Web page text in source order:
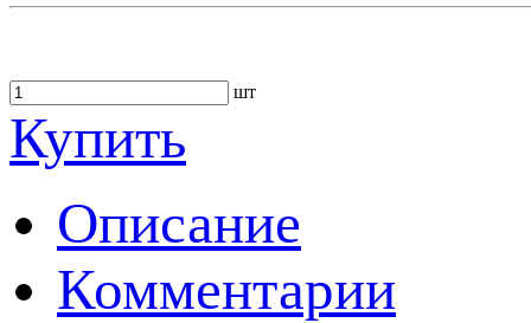
шт
Купить
Описание
Комментарии